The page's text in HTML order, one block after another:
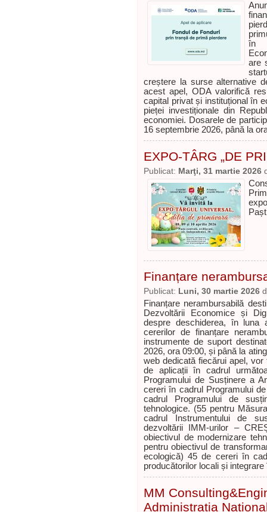
în
are
creștere la surse alternative
acest apel, ODA valorifică
capital privat și instituțional în
pieței investiționale din
economiei. Dosarele de
16 septembrie 2026, până la
EXPO-TÂRG „DE
Publicat: Marţi, 31 martie 2026
Finanțare
Publicat: Luni, 30 martie 2026
Finanțare nerambursabilă
Dezvoltării Economice și
despre deschiderea, în luna
cererilor de finanțare
instrumente de suport
2026, ora 09:00, și până la
web dedicată fiecărui apel,
de aplicații în cadrul
Programului de Susținere a
cereri în cadrul Programului
cadrul Programului de
tehnologice. (55 pentru
cadrul Instrumentului de
dezvoltării IMM-urilor –
obiectivul de modernizare
pentru obiectivul de
ecologică) 45 de cereri în
producătorilor locali și
MM
Administrația